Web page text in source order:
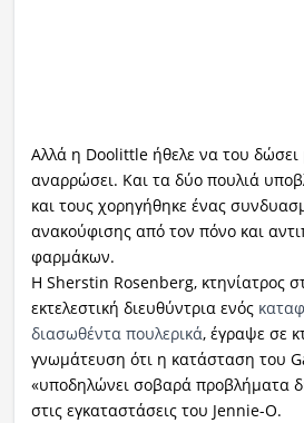
Αλλά η Doolittle ήθελε να του δώσει
αναρρώσει. Και τα δύο πουλιά
και τους χορηγήθηκε ένας
ανακούφισης από τον πόνο και
φαρμάκων.
Η Sherstin Rosenberg, κτηνίατρος
εκτελεστική διευθύντρια ενός
διασωθέντα πουλερικά, έγραψε σε
γνωμάτευση ότι η κατάσταση του
«υποδηλώνει σοβαρά προβλήματα
στις εγκαταστάσεις του Jennie-O.